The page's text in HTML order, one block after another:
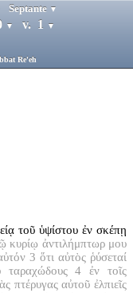
Septante ▼
▼ v. 1 ▼
Re'eh
τοῦ ὑψίστου ἐν σκέπῃ
κυρίῳ ἀντιλήμπτωρ μου
3 ὅτι αὐτὸς ῥύσεταί
4
ἐν τοῖς
πτέρυγας αὐτοῦ ἐλπιεῖς